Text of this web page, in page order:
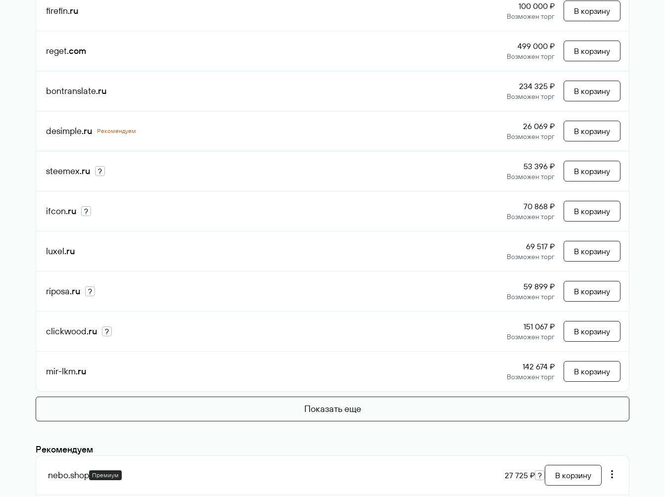
firefin.ru 100 000 ₽
Возможен торг
В корзину
reget.com 499 000 ₽
Возможен торг
В корзину
bontranslate.ru 234 325 ₽
Возможен торг
В корзину
desimple.ru Рекомендуем 26 069 ₽
Возможен торг
В корзину
steemex.ru ? 53 396 ₽
Возможен торг
В корзину
ifcon.ru ? 70 868 ₽
Возможен торг
В корзину
luxel.ru 69 517 ₽
Возможен торг
В корзину
riposa.ru ? 59 899 ₽
Возможен торг
В корзину
clickwood.ru ? 151 067 ₽
Возможен торг
В корзину
mir-lkm.ru 142 674 ₽
Возможен торг
В корзину
Показать еще
Рекомендуем
nebo.shop Премиум 27 725 ₽ ? В корзину